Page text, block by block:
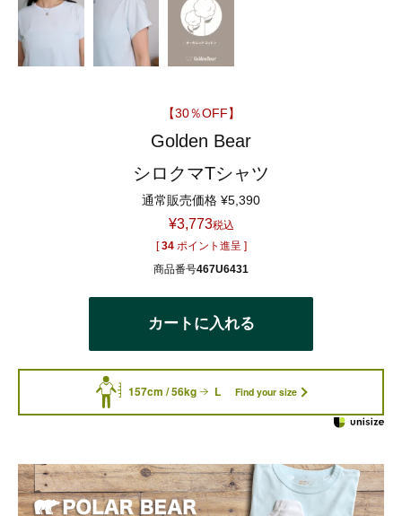
【30％OFF】
Golden Bear
シロクマTシャツ
通常販売価格 ¥5,390
¥3,773税込
[ 34 ポイント進呈 ]
商品番号467U6431
カートに入れる
157cm / 56kg L Find your size